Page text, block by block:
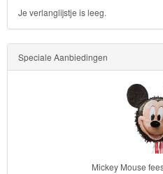
Je verlanglijstje is leeg.
Speciale Aanbiedingen
Mickey Mouse